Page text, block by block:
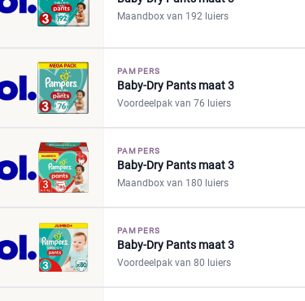
Maandbox van 192 luiers
PAMPERS
Baby-Dry Pants maat 3
Voordeelpak van 76 luiers
PAMPERS
Baby-Dry Pants maat 3
Maandbox van 180 luiers
PAMPERS
Baby-Dry Pants maat 3
Voordeelpak van 80 luiers